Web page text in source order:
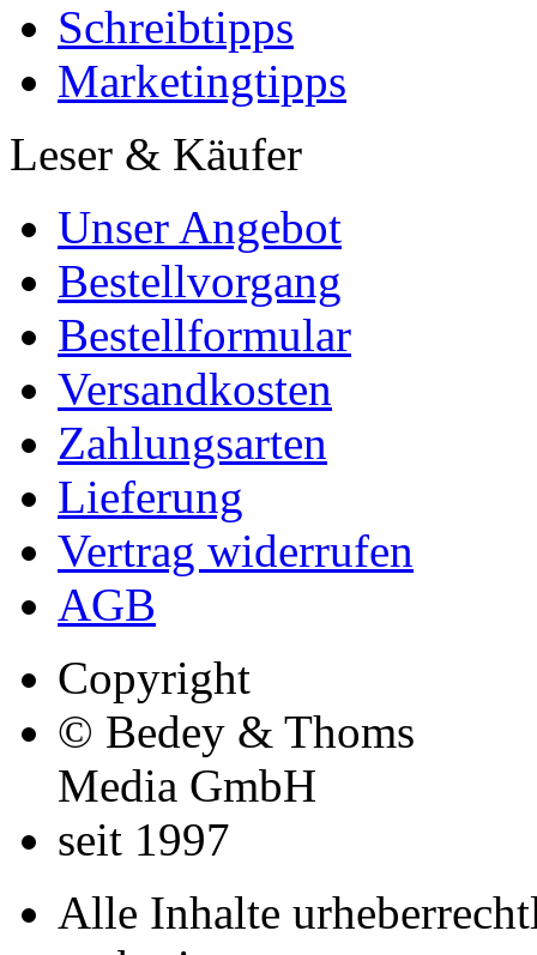
Schreibtipps
Marketingtipps
Leser & Käufer
Unser Angebot
Bestellvorgang
Bestellformular
Versandkosten
Zahlungsarten
Lieferung
Vertrag widerrufen
AGB
Copyright
© Bedey & Thoms
Media GmbH
seit 1997
Alle Inhalte